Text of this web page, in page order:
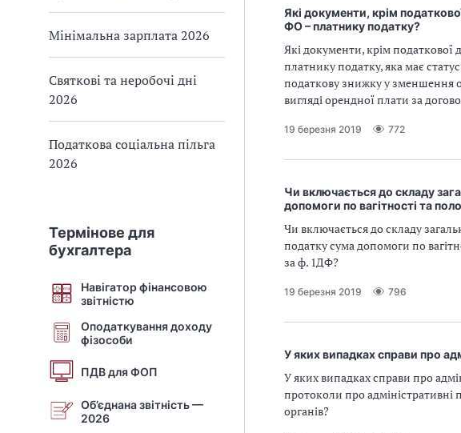
Мінімальна зарплата 2026
Святкові та неробочі дні
2026
Податкова соціальна пільга
2026
Термінове для
бухгалтера
Навігатор фінансовою
звітністю
Оподаткування доходу
фізособи
ПДВ для ФОП
Об’єднана звітність —
2026
Які документи, крім
ФО – платнику податку?
Які документи, крім податкової
платнику податку, яка має
податкову знижку у зменшення
вигляді орендної плати за
19 березня 2019 772
Чи включається до складу
допомоги по вагітності та
Чи включається до складу
податку сума допомоги по
за ф. 1ДФ?
19 березня 2019 796
У яких випадках справи про
У яких випадках справи про
протоколи про
органів?